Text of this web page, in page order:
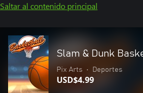
Saltar al contenido principal
Slam & Dunk
Pix Arts • Deportes
USD$4.99